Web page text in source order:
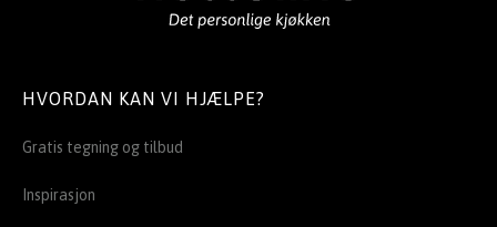
HVORDAN KAN VI HJÆLPE?
Gratis tegning og tilbud
Inspirasjon